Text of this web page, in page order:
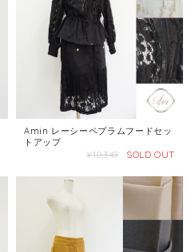
Amin レーシーペプラムフードセッ
トアップ
¥10,349
SOLD OUT